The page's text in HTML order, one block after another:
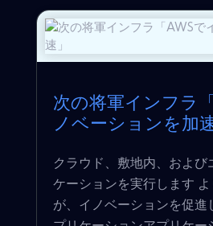
次の将軍インフラ
ノベーションを加速
クラウド、敷地内、および
ケーションを実行します
が、イノベーションを促進